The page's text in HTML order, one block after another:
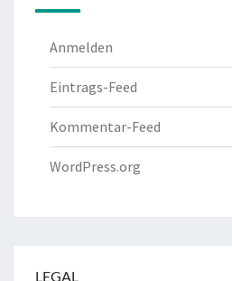
Anmelden
Eintrags-Feed
Kommentar-Feed
WordPress.org
LEGAL